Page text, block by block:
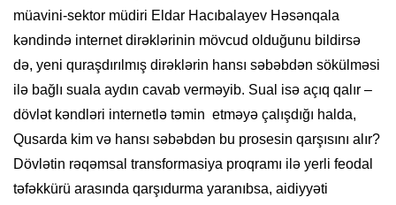
müavini-sektor müdiri Eldar Hacıbalayev Həsənqala
kəndində internet dirəklərinin mövcud olduğunu bildirsə
də, yeni quraşdırılmış dirəklərin hansı səbəbdən sökülməsi
ilə bağlı suala aydın cavab verməyib. Sual isə açıq qalır –
dövlət kəndləri internetlə təmin etməyə çalışdığı halda,
Qusarda kim və hansı səbəbdən bu prosesin qarşısını alır?
Dövlətin rəqəmsal transformasiya proqramı ilə yerli feodal
təfəkkürü arasında qarşıdurma yaranıbsa, aidiyyəti